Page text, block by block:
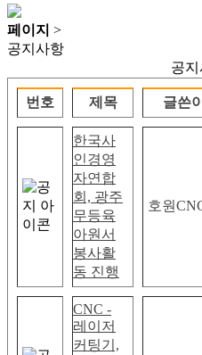
페이지 >
공지사항
공
번호 제목 글쓴이
한국사
인경영
자연합
회, 광주
무등육
아원서
봉사활
동 진행
호원
CNC -
레이저
커팅기,